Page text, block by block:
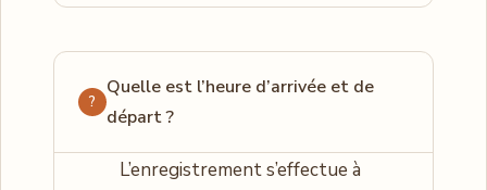
Quelle est l’heure d’arrivée et de
départ ?
L’enregistrement s’effectue à